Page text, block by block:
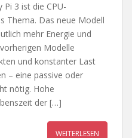
Pi 3 ist die CPU-
Thema. Das neue Modell
mehr Energie und
Modelle
und konstanter Last
– eine passive oder
nötig. Hohe
der […]
WEITERLESEN